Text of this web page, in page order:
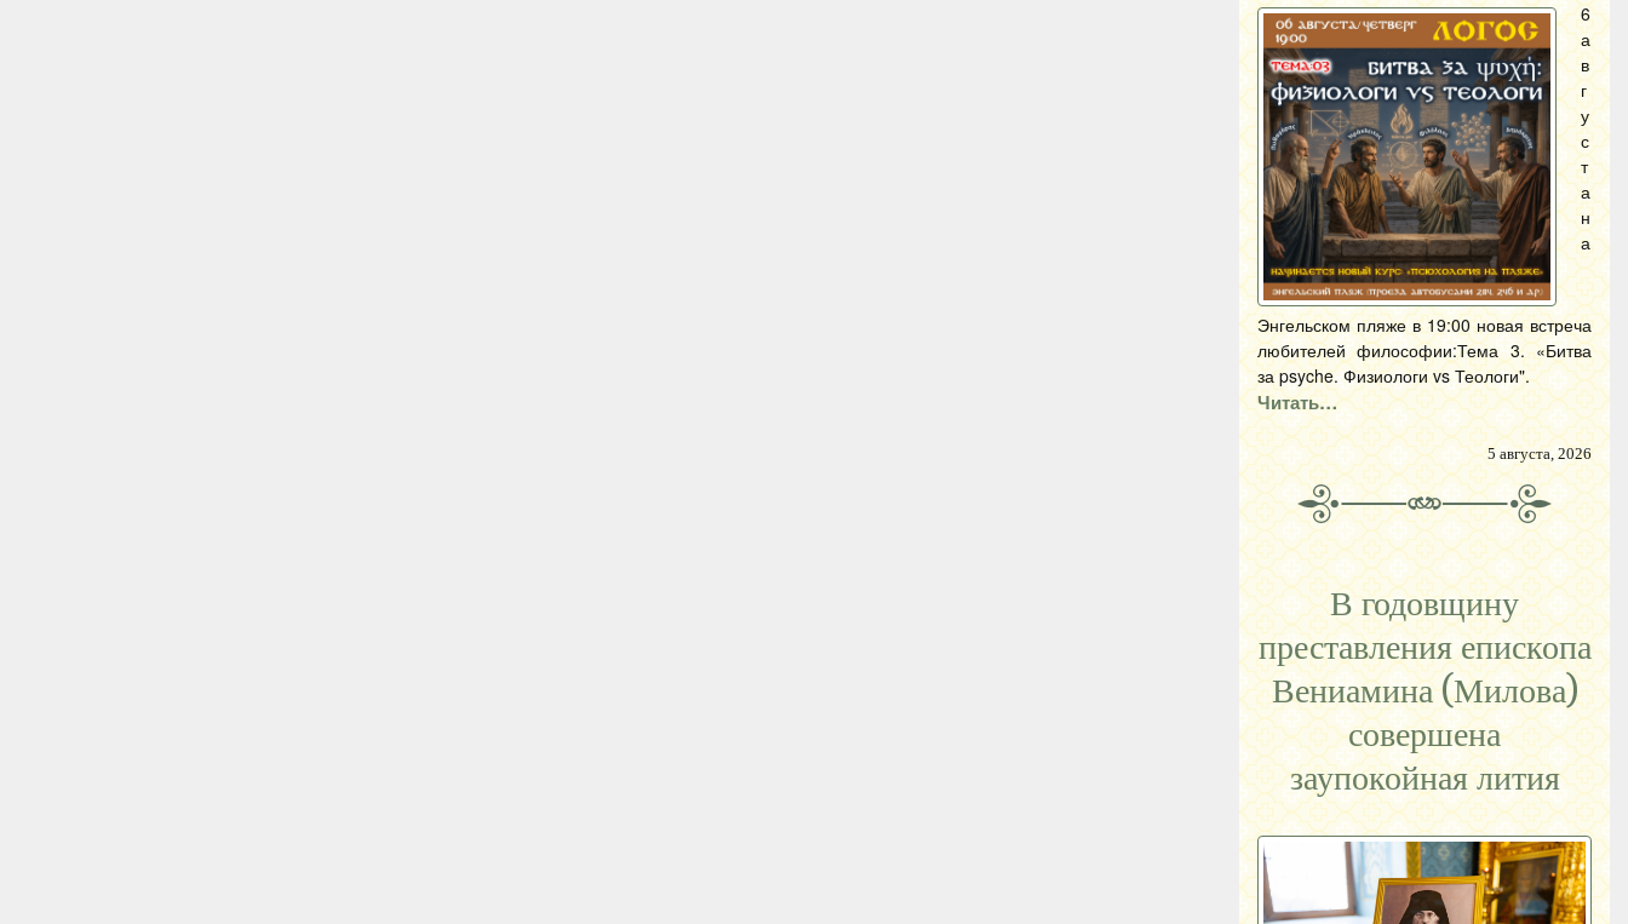
6
а
в
г
у
с
т
а
н
а
Энгельском пляже в 19:00 новая встреча
любителей философии:Тема 3. «Битва
за psyche. Физиологи vs Теологи".
Читать…
5 августа, 2026
В годовщину
преставления епископа
Вениамина (Милова)
совершена
заупокойная лития